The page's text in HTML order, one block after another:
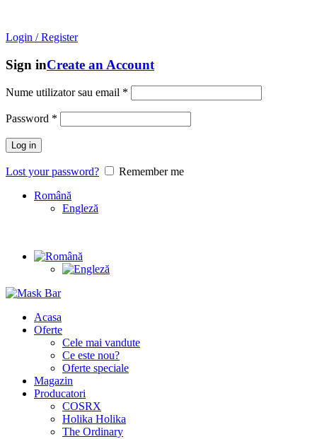
Login / Register
Sign inCreate an Account
Nume utilizator sau email *
Password *
Log in
Lost your password?
Remember me
Română
Engleză
Acasa
Oferte
Cele mai vandute
Ce este nou?
Oferte speciale
Magazin
Producatori
COSRX
Holika Holika
The Ordinary